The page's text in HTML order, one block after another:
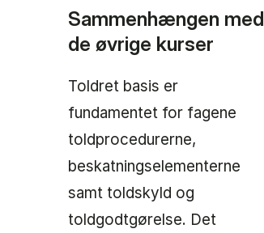
Sammenhængen med
de øvrige kurser
Toldret basis er
fundamentet for fagene
toldprocedurerne,
beskatningselementerne
samt toldskyld og
toldgodtgørelse. Det